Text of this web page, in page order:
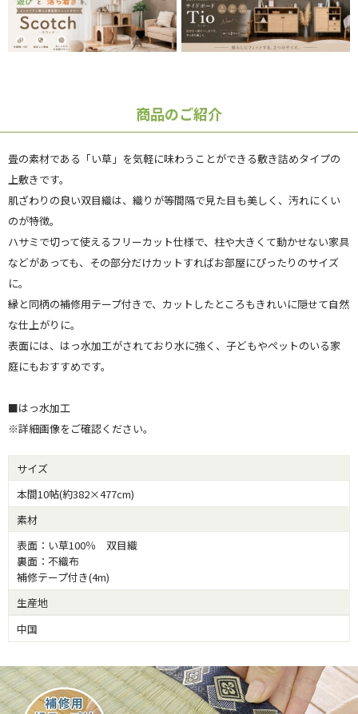
商品のご紹介
畳の素材である「い草」を気軽に味わうことができる敷き詰めタイプの
上敷きです。
肌ざわりの良い双目織は、織りが等間隔で見た目も美しく、汚れにくい
のが特徴。
ハサミで切って使えるフリーカット仕様で、柱や大きくて動かせない家具
などがあっても、その部分だけカットすればお部屋にぴったりのサイズ
に。
縁と同柄の補修用テープ付きで、カットしたところもきれいに隠せて自然
な仕上がりに。
表面には、はっ水加工がされており水に強く、子どもやペットのいる家
庭にもおすすめです。
■はっ水加工
※詳細画像をご確認ください。
サイズ
本間10帖(約382×477cm)
素材
表面：い草100％ 双目織
裏面：不織布
補修テープ付き(4m)
生産地
中国